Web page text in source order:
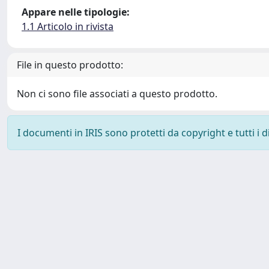
Appare nelle tipologie:
1.1 Articolo in rivista
File in questo prodotto:
Non ci sono file associati a questo prodotto.
I documenti in IRIS sono protetti da copyright e tutti i